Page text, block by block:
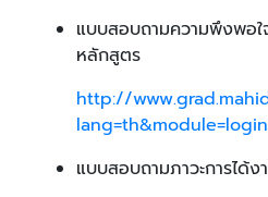
แบบสอบถามความพึงพอ
หลักสูตร
http://
แบบสอบถามภาวะการได้